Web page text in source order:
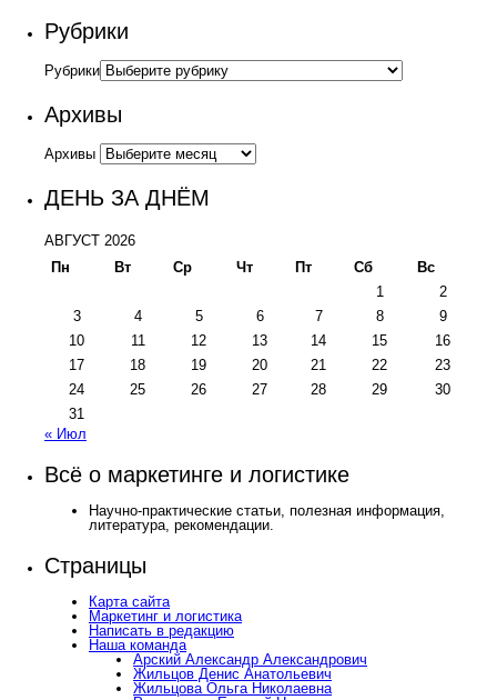
Рубрики
Рубрики
Архивы
Архивы
ДЕНЬ ЗА ДНЁМ
АВГУСТ 2026
Пн
Вт Ср Чт Пт Сб
Вс
1
2
3
4 5 6 7 8
9
10
11 12 13 14 15
16
17
18 19 20 21 22
23
24
25 26 27 28 29
30
31
« Июл
Всё о маркетинге и логистике
Научно-практические статьи, полезная информация,
литература, рекомендации.
Страницы
Карта сайта
Маркетинг и логистика
Написать в редакцию
Наша команда
Арский Александр Александрович
Жильцов Денис Анатольевич
Жильцова Ольга Николаевна